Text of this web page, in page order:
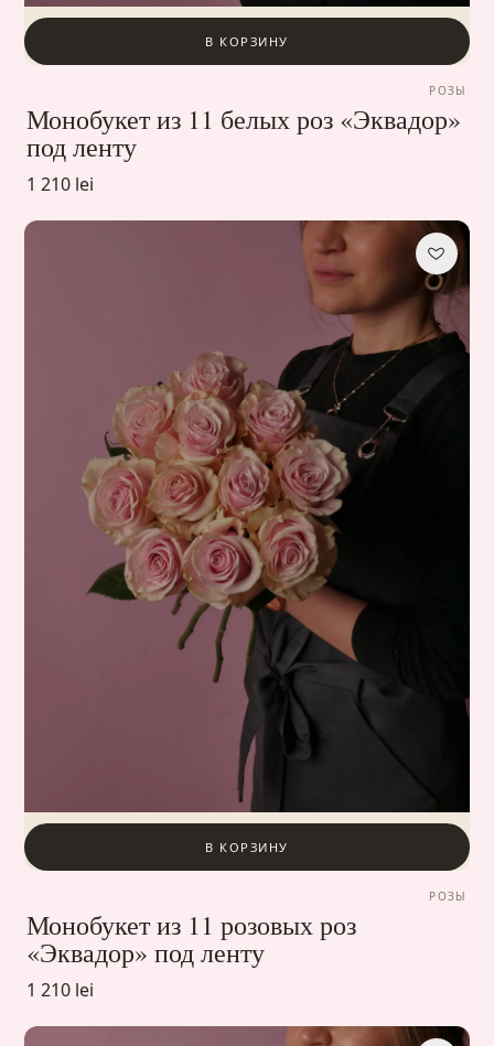
В КОРЗИНУ
РОЗЫ
Монобукет из 11 белых роз «Эквадор»
под ленту
1 210 lei
В КОРЗИНУ
РОЗЫ
Монобукет из 11 розовых роз
«Эквадор» под ленту
1 210 lei